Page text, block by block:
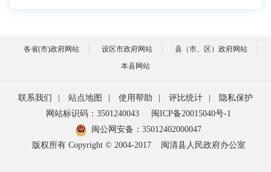
各省(市)政府网站 设区市政府网站
县（市、区）政府网站
本县网站
联系我们 站点地图 使用帮助 评比统计
隐私保护
网站标识码：3501240043
闽ICP备20015040号-1
闽公网安备： 35012402000047
版权所有 Copyright © 2004-2017
闽清县人民政府办公室